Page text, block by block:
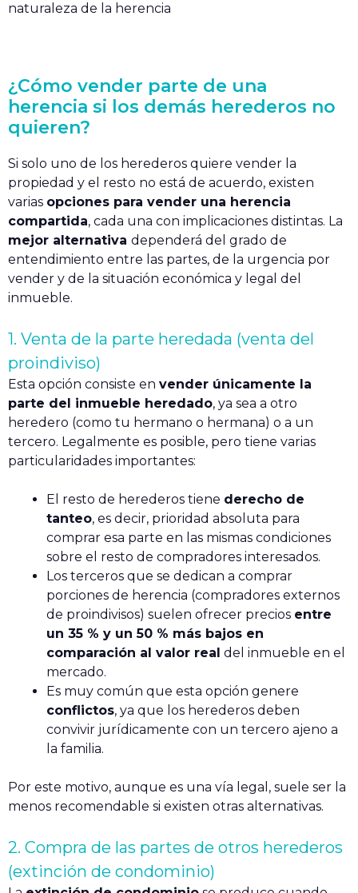
naturaleza de la herencia
¿Cómo vender parte de una
herencia si los demás herederos no
quieren?
Si solo uno de los herederos quiere vender la
propiedad y el resto no está de acuerdo, existen
varias opciones para vender una herencia
compartida, cada una con implicaciones distintas. La
mejor alternativa dependerá del grado de
entendimiento entre las partes, de la urgencia por
vender y de la situación económica y legal del
inmueble.
1. Venta de la parte heredada (venta del
proindiviso)
Esta opción consiste en vender únicamente la
parte del inmueble heredado, ya sea a otro
heredero (como tu hermano o hermana) o a un
tercero. Legalmente es posible, pero tiene varias
particularidades importantes:
El resto de herederos tiene derecho de
tanteo, es decir, prioridad absoluta para
comprar esa parte en las mismas condiciones
sobre el resto de compradores interesados.
Los terceros que se dedican a comprar
porciones de herencia (compradores externos
de proindivisos) suelen ofrecer precios entre
un 35 % y un 50 % más bajos en
comparación al valor real del inmueble en el
mercado.
Es muy común que esta opción genere
conflictos, ya que los herederos deben
convivir jurídicamente con un tercero ajeno a
la familia.
Por este motivo, aunque es una vía legal, suele ser la
menos recomendable si existen otras alternativas.
2. Compra de las partes de otros herederos
(extinción de condominio)